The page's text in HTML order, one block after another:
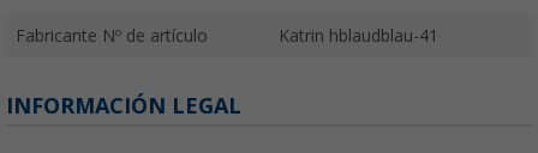
Fabricante Nº de artículo Katrin hblaudblau-41
INFORMACIÓN LEGAL